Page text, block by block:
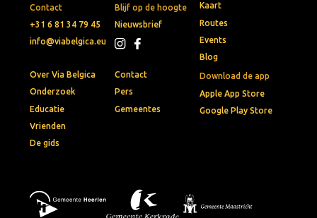
Contact
+31 6 81 34 79 45
info@viabelgica.eu
Blijf op de hoogte
Nieuwsbrief
Download de app
Apple App Store
Google Play Store
Kaart
Routes
Events
Blog
Over Via Belgica
Onderzoek
Educatie
Vrienden
De gids
Contact
Pers
Gemeentes